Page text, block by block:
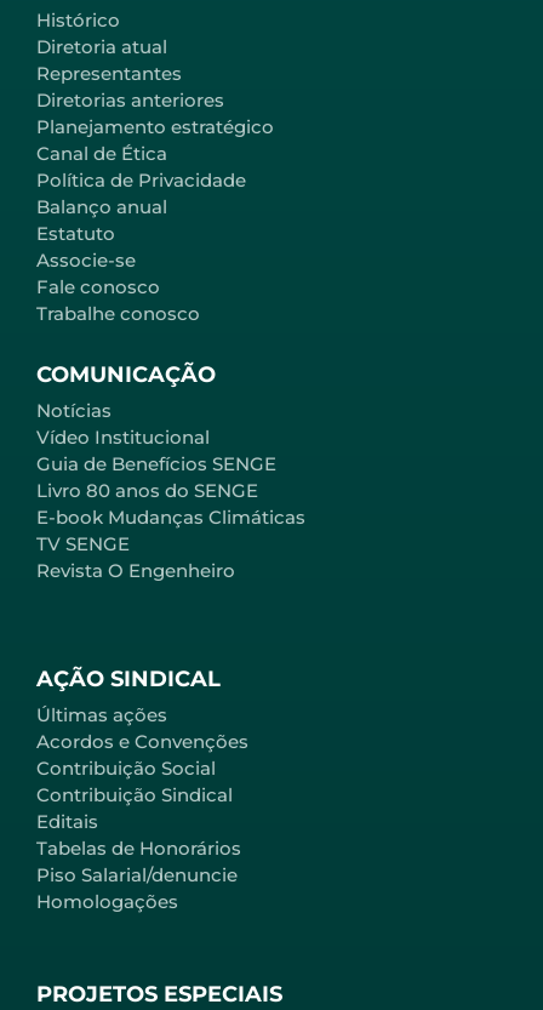
AÇÃO SINDICAL
Últimas ações
Acordos e Convenções
Contribuição Social
Contribuição Sindical
Editais
Tabelas de Honorários
Piso Salarial/denuncie
Homologações
PROJETOS ESPECIAIS
Histórico
Diretoria atual
Representantes
Diretorias anteriores
Planejamento estratégico
Canal de Ética
Política de Privacidade
Balanço anual
Estatuto
Associe-se
Fale conosco
Trabalhe conosco
COMUNICAÇÃO
Notícias
Vídeo Institucional
Guia de Benefícios SENGE
Livro 80 anos do SENGE
E-book Mudanças Climáticas
TV SENGE
Revista O Engenheiro